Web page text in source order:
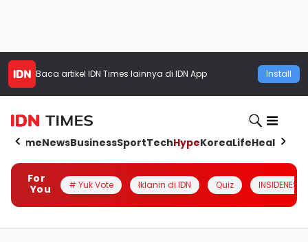
Baca artikel IDN Times lainnya di IDN App Install
HomeNewsBusinessSportTechHypeKoreaLifeHealth
For
You
# Yuk Vote Iklanin di IDN Quiz INSIDENESIA